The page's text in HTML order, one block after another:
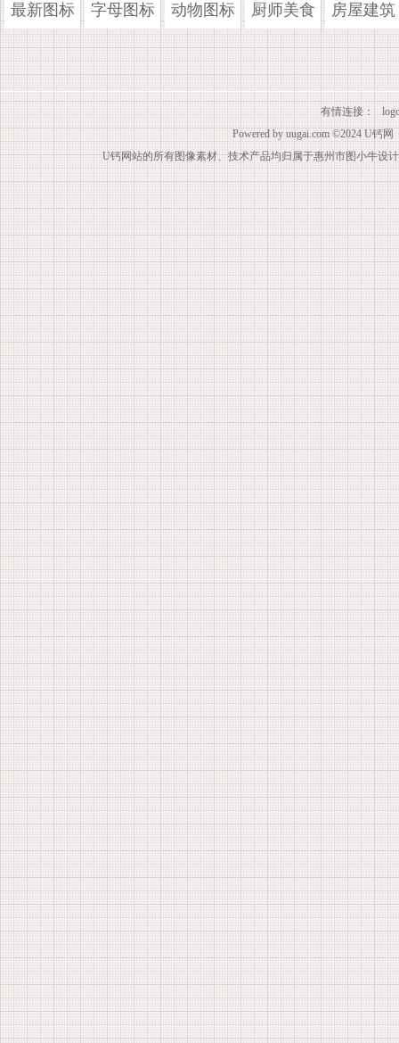
最新图标 字母图标 动物图标 厨师美食 房屋建筑
有情连接：
Powered by uugai.com ©2024 U钙网
U钙网站的所有图像素材、技术产品均归属于惠州市图小牛设